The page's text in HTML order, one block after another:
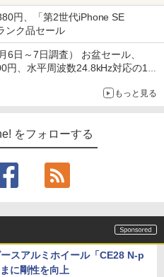
ひさよし
円、「第2世代iPhone SE
ンク品セール
6日～7日調査） お盆セール、
、水平周波数24.8kHz対応の17
もっと見る
をフォローする
スアルミホイール「CE28 N-p
に剛性を向上